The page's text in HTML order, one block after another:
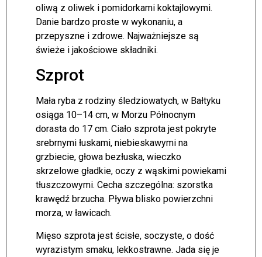
oliwą z oliwek i pomidorkami koktajlowymi.
Danie bardzo proste w wykonaniu, a
przepyszne i zdrowe. Najważniejsze są
świeże i jakościowe składniki.
Szprot
Mała ryba z rodziny śledziowatych, w Bałtyku
osiąga 10–14 cm, w Morzu Północnym
dorasta do 17 cm. Ciało szprota jest pokryte
srebrnymi łuskami, niebieskawymi na
grzbiecie, głowa bezłuska, wieczko
skrzelowe gładkie, oczy z wąskimi powiekami
tłuszczowymi. Cecha szczególna: szorstka
krawędź brzucha. Pływa blisko powierzchni
morza, w ławicach.
Mięso szprota jest ścisłe, soczyste, o dość
wyrazistym smaku, lekkostrawne. Jada się je